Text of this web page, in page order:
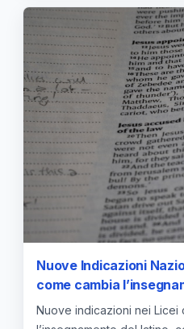
Nuove Indicazioni
come cambia
dei testi drammatici
Nuove indicazioni nei Licei